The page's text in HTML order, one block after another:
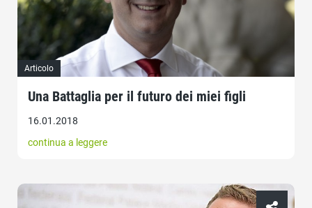
Articolo
Una Battaglia per il futuro dei miei figli
16.01.2018
continua a leggere